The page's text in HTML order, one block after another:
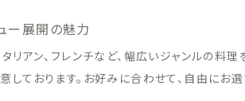
ー展開の魅力
タリアン、フレンチなど、幅広いジャンルの料
しております。お好みに合わせて、自由にお選